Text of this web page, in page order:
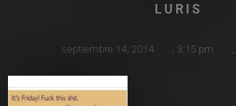
LURIS
septiembre 14, 2014 3:15 pm